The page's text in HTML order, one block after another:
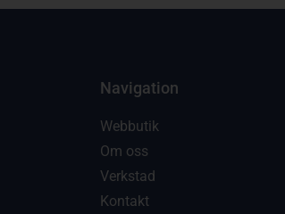
Navigation
Webbutik
Om oss
Verkstad
Kontakt